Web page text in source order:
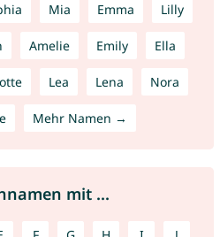
Mia Emma Lilly
Amelie Emily Ella
Lea Lena Nora
Mehr Namen →
mit ...